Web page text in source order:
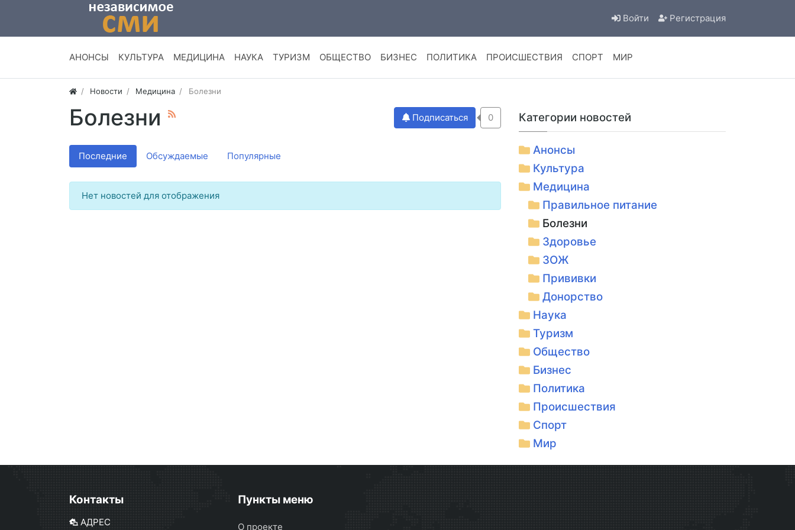
Войти Регистрация
АНОНСЫ КУЛЬТУРА МЕДИЦИНА НАУКА ТУРИЗМ ОБЩЕСТВО БИЗНЕС ПОЛИТИКА ПРОИСШЕСТВИЯ СПОРТ МИР
Новости Медицина Болезни
Болезни Подписаться 0
Последние Обсуждаемые Популярные
Нет новостей для отображения
Категории новостей
Анонсы
Культура
Медицина
Правильное питание
Болезни
Здоровье
ЗОЖ
Прививки
Донорство
Наука
Туризм
Общество
Бизнес
Политика
Происшествия
Спорт
Мир
Контакты
АДРЕС
Пункты меню
О проекте